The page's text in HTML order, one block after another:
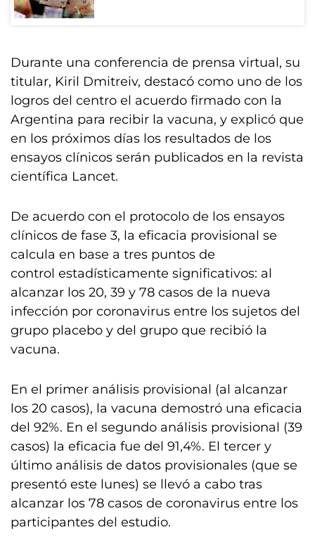
Durante una conferencia de prensa virtual, su
titular, Kiril Dmitreiv, destacó como uno de los
logros del centro el acuerdo firmado con la
Argentina para recibir la vacuna, y explicó que
en los próximos días los resultados de los
ensayos clínicos serán publicados en la revista
científica Lancet.
De acuerdo con el protocolo de los ensayos
clínicos de fase 3, la eficacia provisional se
calcula en base a tres puntos de
control estadísticamente significativos: al
alcanzar los 20, 39 y 78 casos de la nueva
infección por coronavirus entre los sujetos del
grupo placebo y del grupo que recibió la
vacuna.
En el primer análisis provisional (al alcanzar
los 20 casos), la vacuna demostró una eficacia
del 92%. En el segundo análisis provisional (39
casos) la eficacia fue del 91,4%. El tercer y
último análisis de datos provisionales (que se
presentó este lunes) se llevó a cabo tras
alcanzar los 78 casos de coronavirus entre los
participantes del estudio.